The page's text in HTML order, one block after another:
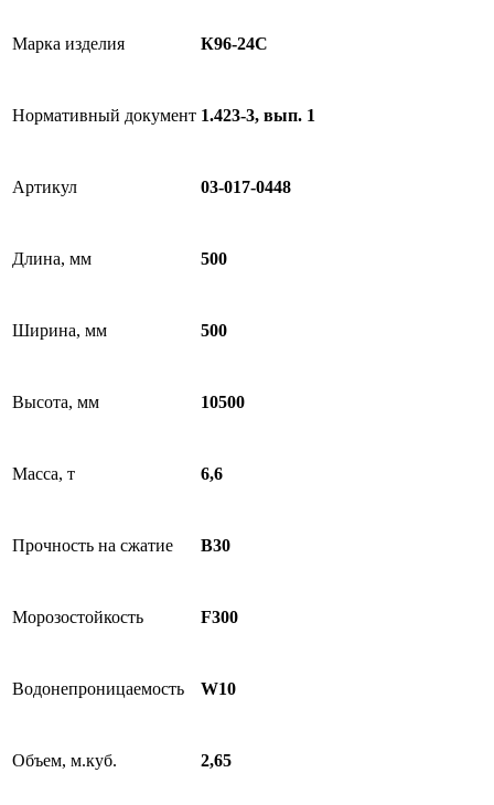
Марка изделия К96-24C
Нормативный документ 1.423-3, вып. 1
Артикул 03-017-0448
Длина, мм 500
Ширина, мм 500
Высота, мм 10500
Масса, т 6,6
Прочность на сжатие В30
Морозостойкость F300
Водонепроницаемость W10
Объем, м.куб. 2,65